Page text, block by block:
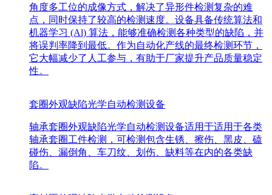
角度多工位的成像方式，解决了异形件检测复杂的难
点，同时保持了较高的检测速度。设备具备传统算法和
机器学习 (Al) 算法，能够准确检测各种类型的缺陷，并
将误判率降到最低。作为自动化产线的最终检测环节，
它大幅减少了人工参与，有助于厂家提升产品质量稳定
性。
套圈外观缺陷光学自动检测设备
轴承套圈外观缺陷光学自动检测设备适用于适用于各类
轴承套圈工件检测，可检测包含生锈、擦伤、黑皮、磕
碰伤、漏倒角、车刀纹、划伤、缺料等在内的各类缺
陷。